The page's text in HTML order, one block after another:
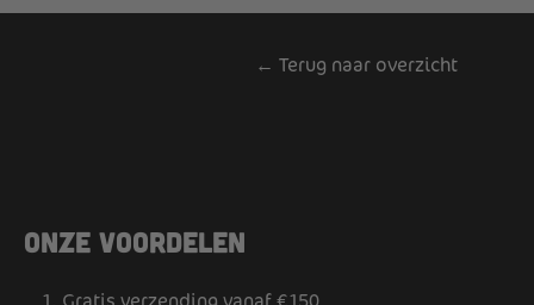
← Terug naar overzicht
Onze voordelen